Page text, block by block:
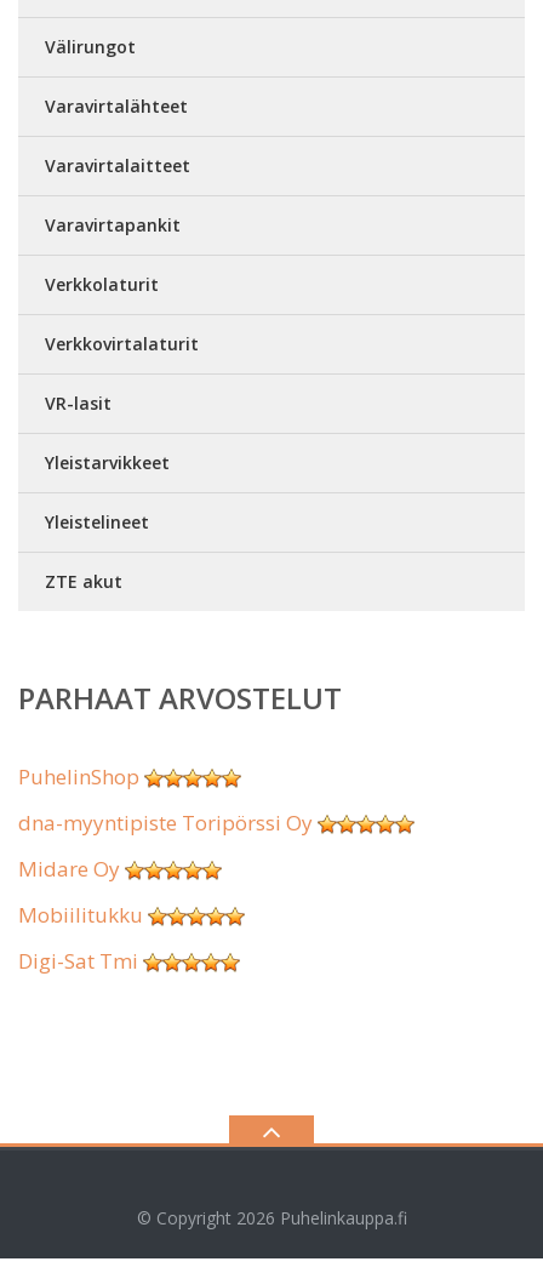
Välirungot
Varavirtalähteet
Varavirtalaitteet
Varavirtapankit
Verkkolaturit
Verkkovirtalaturit
VR-lasit
Yleistarvikkeet
Yleistelineet
ZTE akut
PARHAAT ARVOSTELUT
PuhelinShop
dna-myyntipiste Toripörssi Oy
Midare Oy
Mobiilitukku
Digi-Sat Tmi
© Copyright 2026 Puhelinkauppa.fi